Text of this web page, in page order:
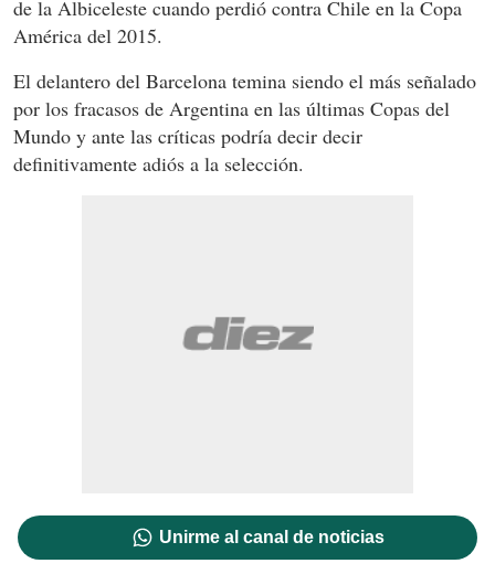
de la Albiceleste cuando perdió contra Chile en la Copa
América del 2015.
El delantero del Barcelona temina siendo el más señalado
por los fracasos de Argentina en las últimas Copas del
Mundo y ante las críticas podría decir decir
definitivamente adiós a la selección.
Unirme al canal de noticias